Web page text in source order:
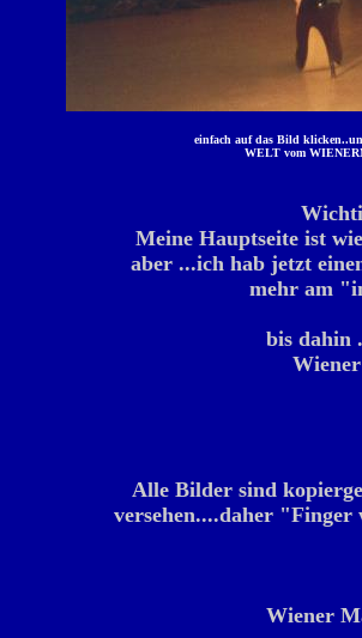
einfach auf das Bild
WELT vom
Meine Hauptseite ist
aber ...ich hab jetzt
mehr am
bis dahin
Alle Bilder sind
versehen....daher "Finger
Wiener